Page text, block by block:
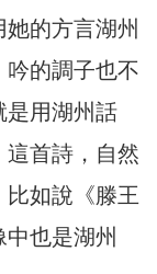
的方言湖州
的調子也不
是用湖州話
首詩，自然
如說《滕王
也是湖州